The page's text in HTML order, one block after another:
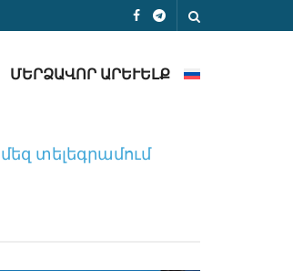
ՄԵՐՁԱՎՈՐ ԱՐԵՒԵԼՔ
տելեգրամում